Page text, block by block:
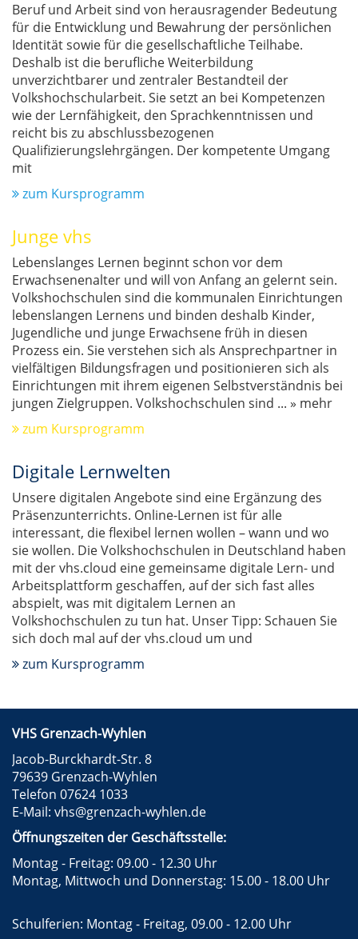
Beruf und Arbeit sind von herausragender Bedeutung
für die Entwicklung und Bewahrung der persönlichen
Identität sowie für die gesellschaftliche Teilhabe.
Deshalb ist die berufliche Weiterbildung
unverzichtbarer und zentraler Bestandteil der
Volkshochschularbeit. Sie setzt an bei Kompetenzen
wie der Lernfähigkeit, den Sprachkenntnissen und
reicht bis zu abschlussbezogenen
Qualifizierungslehrgängen. Der kompetente Umgang
mit
zum Kursprogramm
Junge vhs
Lebenslanges Lernen beginnt schon vor dem
Erwachsenenalter und will von Anfang an gelernt sein.
Volkshochschulen sind die kommunalen Einrichtungen
lebenslangen Lernens und binden deshalb Kinder,
Jugendliche und junge Erwachsene früh in diesen
Prozess ein. Sie verstehen sich als Ansprechpartner in
vielfältigen Bildungsfragen und positionieren sich als
Einrichtungen mit ihrem eigenen Selbstverständnis bei
jungen Zielgruppen. Volkshochschulen sind ... » mehr
zum Kursprogramm
Digitale Lernwelten
Unsere digitalen Angebote sind eine Ergänzung des
Präsenzunterrichts. Online-Lernen ist für alle
interessant, die flexibel lernen wollen – wann und wo
sie wollen. Die Volkshochschulen in Deutschland haben
mit der vhs.cloud eine gemeinsame digitale Lern- und
Arbeitsplattform geschaffen, auf der sich fast alles
abspielt, was mit digitalem Lernen an
Volkshochschulen zu tun hat. Unser Tipp: Schauen Sie
sich doch mal auf der vhs.cloud um und
zum Kursprogramm
VHS Grenzach-Wyhlen
Jacob-Burckhardt-Str. 8
79639 Grenzach-Wyhlen
Telefon 07624 1033
E-Mail: vhs@grenzach-wyhlen.de
Öffnungszeiten der Geschäftsstelle:
Montag - Freitag: 09.00 - 12.30 Uhr
Montag, Mittwoch und Donnerstag: 15.00 - 18.00 Uhr
Schulferien: Montag - Freitag, 09.00 - 12.00 Uhr